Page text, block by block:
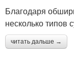
Благодаря
несколько типов
читать дальше →